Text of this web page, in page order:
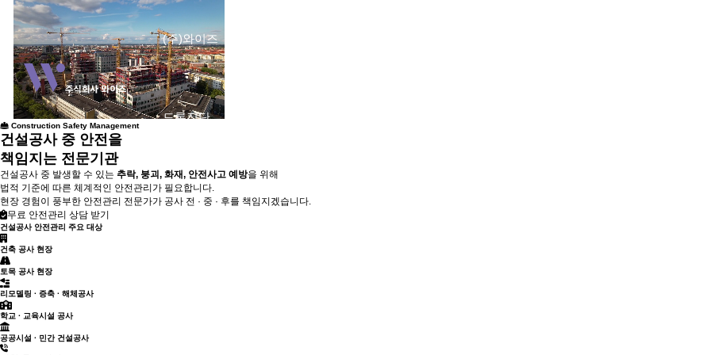
(주)와이즈
드론진단
Construction Safety Management
건설공사 중 안전을
책임지는 전문기관
건설공사 중 발생할 수 있는 추락, 붕괴, 화재, 안전사고 예방을 위해
법적 기준에 따른 체계적인 안전관리가 필요합니다.
현장 경험이 풍부한 안전관리 전문가가 공사 전 · 중 · 후를 책임지겠습니다.
무료 안전관리 상담 받기
건설공사 안전관리 주요 대상
건축 공사 현장
토목 공사 현장
리모델링 · 증축 · 해체공사
학교 · 교육시설 공사
공공시설 · 민간 건설공사